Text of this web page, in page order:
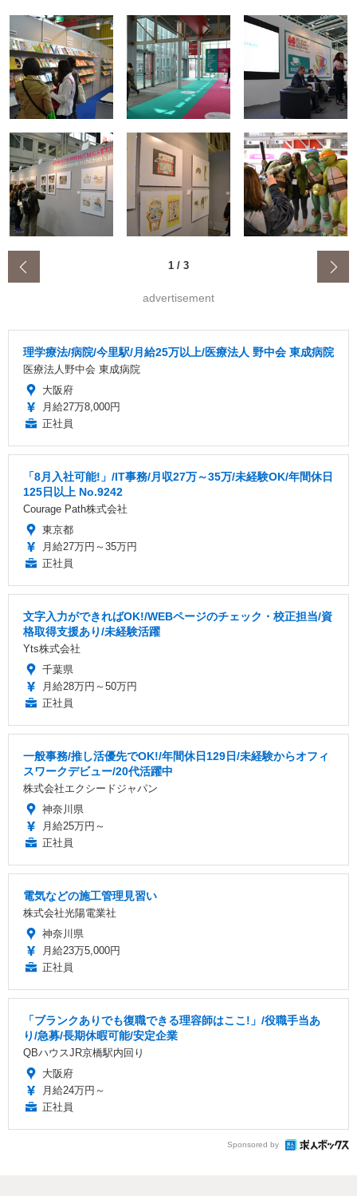
1 / 3
advertisement
理学療法/病院/今里駅/月給25万以上/医療法人 野中会 東成病院
医療法人野中会 東成病院
大阪府
月給27万8,000円
正社員
「8月入社可能!」/IT事務/月収27万～35万/未経験OK/年間休日
125日以上 No.9242
Courage Path株式会社
東京都
月給27万円～35万円
正社員
文字入力ができればOK!/WEBページのチェック・校正担当/資
格取得支援あり/未経験活躍
Yts株式会社
千葉県
月給28万円～50万円
正社員
一般事務/推し活優先でOK!/年間休日129日/未経験からオフィ
スワークデビュー/20代活躍中
株式会社エクシードジャパン
神奈川県
月給25万円～
正社員
電気などの施工管理見習い
株式会社光陽電業社
神奈川県
月給23万5,000円
正社員
「ブランクありでも復職できる理容師はここ!」/役職手当あ
り/急募/長期休暇可能/安定企業
QBハウスJR京橋駅内回り
大阪府
月給24万円～
正社員
Sponsored by